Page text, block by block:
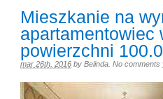
Mieszkanie na
apartamentowiec
powierzchni
mar 26th, 2016 by Belinda No comments